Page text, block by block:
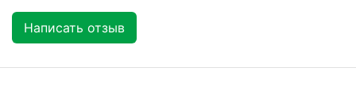
Написать отзыв